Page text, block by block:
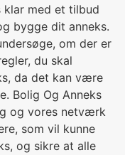
klar med et tilbud
bygge dit anneks.
om der er
du skal
da det kan være
Bolig Og Anneks
og vores netværk
som vil kunne
og sikre at alle